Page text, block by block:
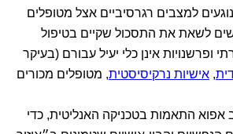
למצבים רגרסיביים אצל מטופלים
לשאת את התסכול שקיים בטיפול
ופרשנויות אינן כלי יעיל עבורם (בעיקר
, אישיות נרקיסיסטית, מטופלים מכורים
אפוא התאמות בטכניקה האנליטית, כדי